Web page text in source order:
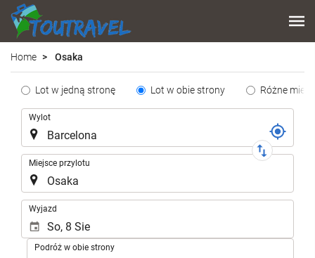
Home Osaka
Tipo
Trayecto
Lot w jedną stronę Lot w obie strony Różne
Trasa
Wylot
Miejsce przylotu
Wyjazd
Podróż w obie strony